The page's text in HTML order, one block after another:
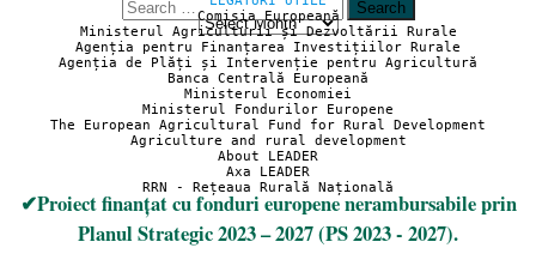
Arhivă
for:
Comisia Europeană
Ministerul Agriculturii și Dezvoltării Rurale
Agenția pentru Finanțarea Investițiilor Rurale
Agenția de Plăți și Intervenție pentru Agricultură
Banca Centrală Europeană
Ministerul Economiei
Ministerul Fondurilor Europene
The European Agricultural Fund for Rural Development
Agriculture and rural development
About LEADER
Axa LEADER
RRN - Rețeaua Rurală Națională
✔Proiect finanțat cu fonduri europene nerambursabile prin
Planul Strategic 2023 – 2027 (PS 2023 - 2027).